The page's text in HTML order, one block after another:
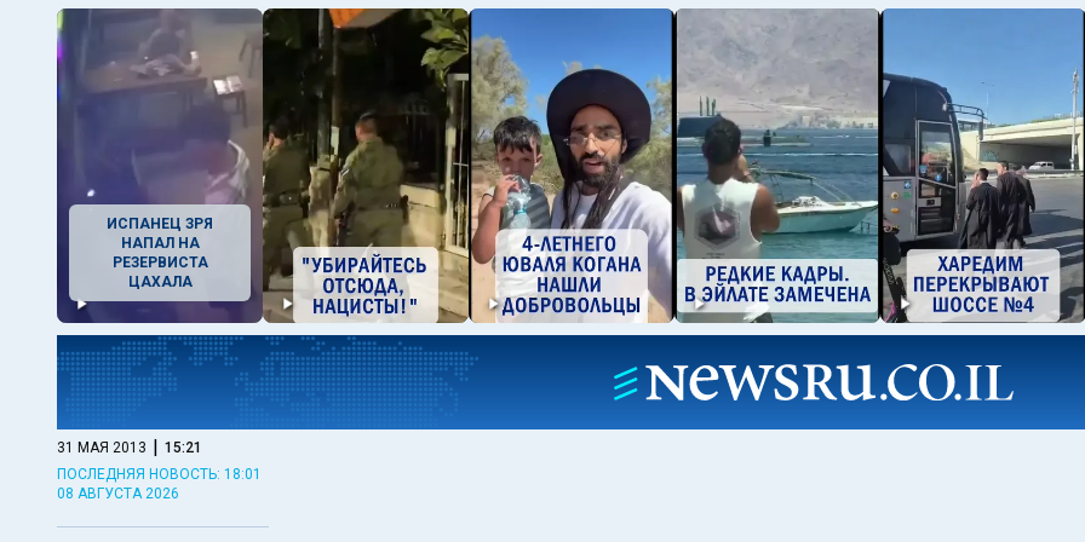
ИСПАНЕЦ ЗРЯ
НАПАЛ НА
РЕЗЕРВИСТА
ЦАХАЛА
31 МАЯ 2013 | 15:21
ПОСЛЕДНЯЯ НОВОСТЬ: 18:01
08 АВГУСТА 2026